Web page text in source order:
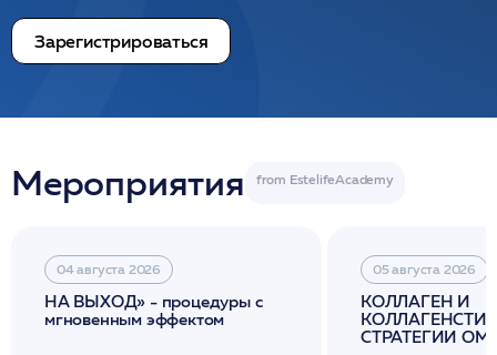
Зарегистрироваться
Мероприятия
04 августа 2026
НА ВЫХОД» - процедуры с
мгновенным эффектом
05 августа 2026
КОЛЛАГЕН И
СТРАТЕГИИ